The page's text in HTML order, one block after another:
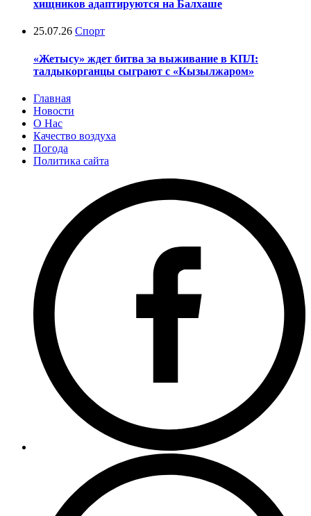
хищников адаптируются на Балхаше
25.07.26 Спорт
«Жетысу» ждет битва за выживание в КПЛ:
талдыкорганцы сыграют с «Кызылжаром»
Главная
Новости
О Нас
Качество воздуха
Погода
Политика сайта